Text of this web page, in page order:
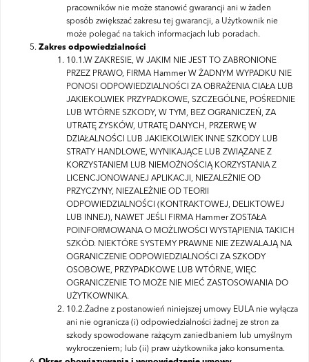
pracowników nie może stanowić gwarancji ani w żaden
sposób zwiększać zakresu tej gwarancji, a Użytkownik nie
może polegać na takich informacjach lub poradach.
Zakres odpowiedzialności
10.1.W ZAKRESIE, W JAKIM NIE JEST TO ZABRONIONE
PRZEZ PRAWO, FIRMA Hammer W ŻADNYM WYPADKU NIE
PONOSI ODPOWIEDZIALNOŚCI ZA OBRAŻENIA CIAŁA LUB
JAKIEKOLWIEK PRZYPADKOWE, SZCZEGÓLNE, POŚREDNIE
LUB WTÓRNE SZKODY, W TYM, BEZ OGRANICZEŃ, ZA
UTRATĘ ZYSKÓW, UTRATĘ DANYCH, PRZERWĘ W
DZIAŁALNOŚCI LUB JAKIEKOLWIEK INNE SZKODY LUB
STRATY HANDLOWE, WYNIKAJĄCE LUB ZWIĄZANE Z
KORZYSTANIEM LUB NIEMOŻNOŚCIĄ KORZYSTANIA Z
LICENCJONOWANEJ APLIKACJI, NIEZALEŻNIE OD
PRZYCZYNY, NIEZALEŻNIE OD TEORII
ODPOWIEDZIALNOŚCI (KONTRAKTOWEJ, DELIKTOWEJ
LUB INNEJ), NAWET JEŚLI FIRMA Hammer ZOSTAŁA
POINFORMOWANA O MOŻLIWOŚCI WYSTĄPIENIA TAKICH
SZKÓD. NIEKTÓRE SYSTEMY PRAWNE NIE ZEZWALAJĄ NA
OGRANICZENIE ODPOWIEDZIALNOŚCI ZA SZKODY
OSOBOWE, PRZYPADKOWE LUB WTÓRNE, WIĘC
OGRANICZENIE TO MOŻE NIE MIEĆ ZASTOSOWANIA DO
UŻYTKOWNIKA.
10.2.Żadne z postanowień niniejszej umowy EULA nie wyłącza
ani nie ogranicza (i) odpowiedzialności żadnej ze stron za
szkody spowodowane rażącym zaniedbaniem lub umyślnym
wykroczeniem; lub (ii) praw użytkownika jako konsumenta.